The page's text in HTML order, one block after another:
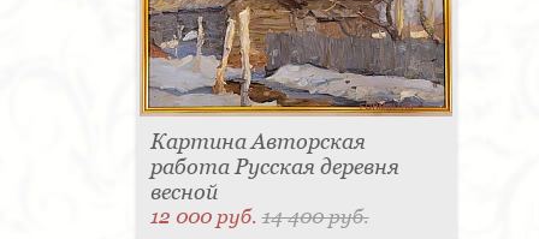
Картина Авторская
работа Русская деревня
весной
12 000 руб.14 400 руб.